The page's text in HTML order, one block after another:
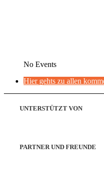
No Events
Hier gehts zu allen
UNTERSTÜTZT VON
PARTNER UND FREUNDE